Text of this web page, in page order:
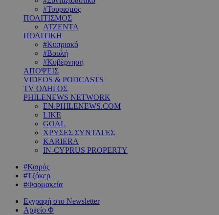
#Τουρισμός
ΠΟΛΙΤΙΣΜΟΣ
ΑΤΖΕΝΤΑ
ΠΟΛΙΤΙΚΗ
#Κυπριακό
#Βουλή
#Κυβέρνηση
ΑΠΟΨΕΙΣ
VIDEOS & PODCASTS
TV ΟΔΗΓΟΣ
PHILENEWS NETWORK
EN.PHILENEWS.COM
LIKE
GOAL
ΧΡΥΣΕΣ ΣΥΝΤΑΓΕΣ
KARIERA
IN-CYPRUS PROPERTY
#Καιρός
#Τζόκερ
#Φαρμακεία
Εγγραφή στο Newsletter
Αρχείο Φ